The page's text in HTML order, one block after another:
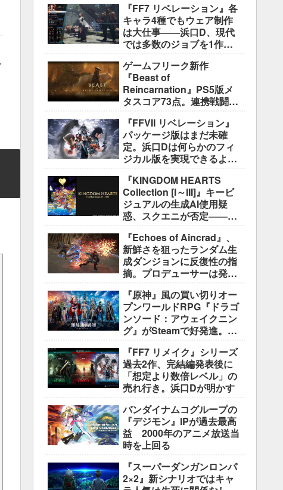
『FF7 リベレーション』各
キャラ4種でもウェア制作
は大仕事――浜口D、現代
では多数のジョブを1作に
説明
ゲームフリーク新作
『Beast of
Reincarnation』PS5版メ
タスコア73点。連携戦闘は
き”には不満
『FFVII リベレーション』
パッケージ版はまだ未確
定。浜口Dは何らかのフィ
ジカル版を実現できるよう
『KINGDOM HEARTS
Collection [I～III]』キービ
ジュアルの生成AI使用疑
惑、スクエニが否定――不
ス」
『Echoes of Aincrad』、
新鮮さを狙ったランダム生
成ダンジョンに反復性の指
摘。プロデューサーは発売
『原神』風の買い切りオー
プンワールドRPG『ドラゴ
ンソード：アウェイクニン
グ』がSteamで好発進。価
件超で約90％好評
『FF7 リメイク』シリーズ
過去2作、完結編発表後に
「想定より数倍レベル」の
売れ行き。浜口Dが明かす
バンダイナムコグループの
『デジモン』IPが過去最高
益 2000年のアニメ放送当
時を上回る
『スーパーダンガンロンパ
2×2』新シナリオではキャ